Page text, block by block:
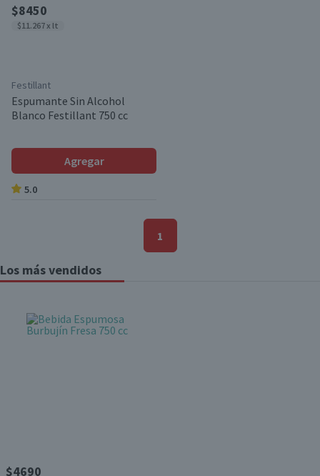
$8450
$11.267 x lt
Festillant
Espumante Sin Alcohol
Blanco Festillant 750 cc
Agregar
5.0
1
Los más vendidos
$4690